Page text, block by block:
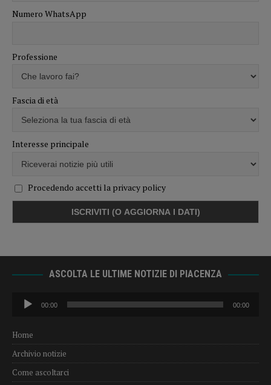
Numero WhatsApp
Professione
Fascia di età
Interesse principale
Procedendo accetti la privacy policy
ASCOLTA LE ULTIME NOTIZIE DI PIACENZA
Audio
Player
00:00 00:00
Home
Archivio notizie
Come ascoltarci